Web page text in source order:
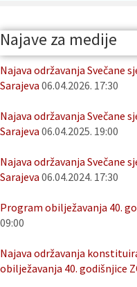
Najave za medije
Najava održavanja Svečane
Sarajeva 06.04.2026. 17:30
Najava održavanja Svečane
Sarajeva 06.04.2025. 19:00
Najava održavanja Svečane
Sarajeva 06.04.2024. 17:30
Program obilježavanja 40.
09:00
Najava održavanja
obilježavanja 40. godišnjice